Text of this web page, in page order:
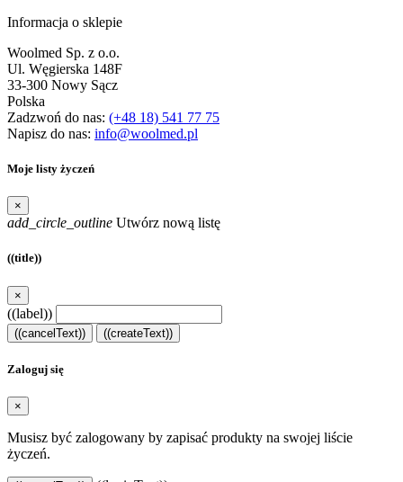
Informacja o sklepie
Woolmed Sp. z o.o.
Ul. Węgierska 148F
33-300 Nowy Sącz
Polska
Zadzwoń do nas: (+48 18) 541 77 75
Napisz do nas: info@woolmed.pl
Moje listy życzeń
×
add_circle_outline Utwórz nową listę
((title))
×
((label))
((cancelText)) ((createText))
Zaloguj się
×
Musisz być zalogowany by zapisać produkty na swojej liście
życzeń.